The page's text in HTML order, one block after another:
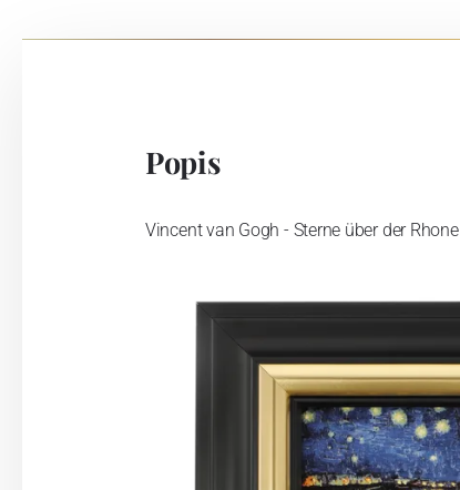
Popis
Vincent van Gogh - Sterne über der Rhone